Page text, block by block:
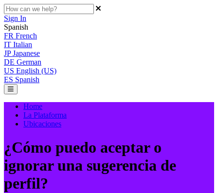
Sign In
Spanish
FR French
IT Italian
JP Japanese
DE German
US English (US)
ES Spanish
Home
La Plataforma
Ubicaciones
¿Cómo puedo aceptar o
ignorar una sugerencia de
perfil?